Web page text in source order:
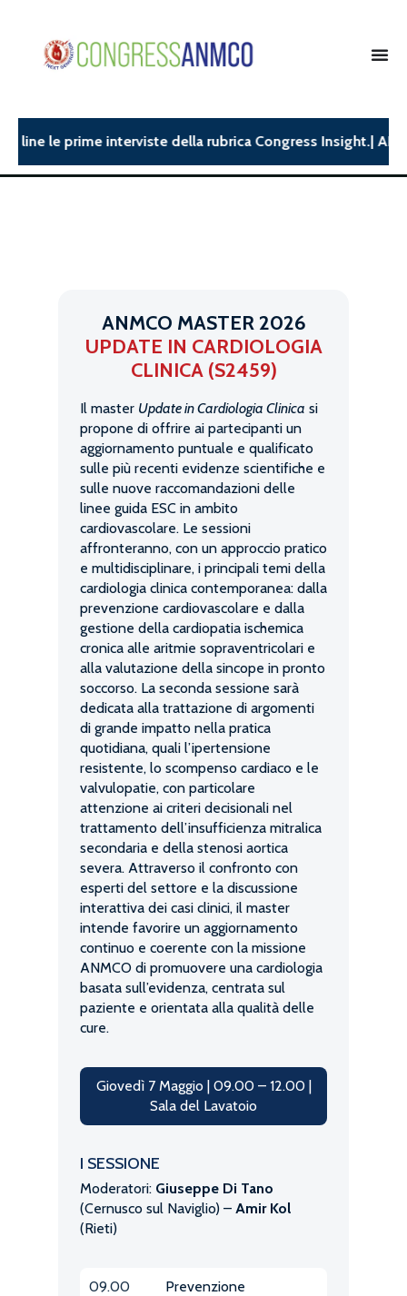
line le prime interviste della rubrica Congress Insight.|
ANMCO MASTER 2026
UPDATE IN CARDIOLOGIA
CLINICA (S2459)
Il master Update in Cardiologia Clinica si
propone di offrire ai partecipanti un
aggiornamento puntuale e qualificato
sulle più recenti evidenze scientifiche e
sulle nuove raccomandazioni delle
linee guida ESC in ambito
cardiovascolare. Le sessioni
affronteranno, con un approccio pratico
e multidisciplinare, i principali temi della
cardiologia clinica contemporanea: dalla
prevenzione cardiovascolare e dalla
gestione della cardiopatia ischemica
cronica alle aritmie sopraventricolari e
alla valutazione della sincope in pronto
soccorso. La seconda sessione sarà
dedicata alla trattazione di argomenti
di grande impatto nella pratica
quotidiana, quali l’ipertensione
resistente, lo scompenso cardiaco e le
valvulopatie, con particolare
attenzione ai criteri decisionali nel
trattamento dell’insufficienza mitralica
secondaria e della stenosi aortica
severa. Attraverso il confronto con
esperti del settore e la discussione
interattiva dei casi clinici, il master
intende favorire un aggiornamento
continuo e coerente con la missione
ANMCO di promuovere una cardiologia
basata sull’evidenza, centrata sul
paziente e orientata alla qualità delle
cure.
Giovedì 7 Maggio | 09.00 – 12.00 |
Sala del Lavatoio
I SESSIONE
Moderatori: Giuseppe Di Tano
(Cernusco sul Naviglio) – Amir Kol
(Rieti)
09.00
Prevenzione